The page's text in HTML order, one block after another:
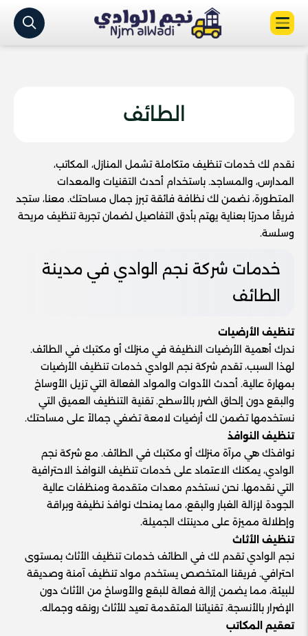
الطائف
نقدم لك خدمات تنظيف متكاملة تشمل المنازل، المكاتب،
المدارس، والمساجد. باستخدام أحدث التقنيات والمعدات
المتطورة، نضمن لك نظافة فائقة تبرز جمال مساحتك. معنا، ستجد
فريقًا مدربًا بعناية يهتم بأدق التفاصيل لضمان تجربة تنظيف مريحة
وسلسة.
خدمات شركة نجم الوادي في مدينة
الطائف
تنظيف الأرضيات
ندرك أهمية الأرضيات النظيفة في منزلك أو مكتبك في الطائف.
لهذا السبب، تقدم شركة نجم الوادي خدمات تنظيف الأرضيات
بمهارة عالية. أحدث الأدوات والمواد الفعالة التي تزيل الأوساخ
والبقع دون إلحاق الضرر بالأسطح. تقنية التنظيف العميق التي
نستخدمها تضمن لك أرضيات لامعة تضفي جمالاً على مساحتك.
تنظيف النوافذ
نوافذك هي مرآة منزلك أو مكتبك في الطائف. مع شركة نجم
الوادي، يمكنك الاعتماد على خدمات تنظيف النوافذ الاحترافية
التي نقدمها. نحن نستخدم معدات متقدمة ومنظفات عالية
الجودة لإزالة الغبار والبقع، مما يمنحك نوافذ نظيفة وبراقة
وإطلالة مميزة على مدينتك الجميلة.
تنظيف الأثاث
نجم الوادي تقدم لك في الطائف خدمات تنظيف الأثاث بمستوى
احترافي. فريقنا المتخصص يستخدم مواد تنظيف آمنة وصديقة
للبيئة، مما يضمن إزالة فعالة للبقع والأوساخ من الأثاث دون
الإضرار بالأنسجة. تقنياتنا المتقدمة تعيد للأثاث رونقه وجماله.
تعقيم المكاتب